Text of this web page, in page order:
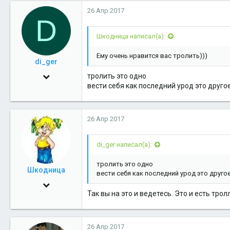
36
48
Салехард
D
di_ger
16 Фев 2010
26 Апр 2017
Шкодница написал(а):
Ему очень нравится вас тролить)))
тролить это одно
вести себя как последний урод это
Шкодница
23 Сен 2014
26 Апр 2017
di_ger написал(а):
тролить это одно
вести себя как последний урод это
Так вы на это и ведетесь. Это и есть
26 Апр 2017